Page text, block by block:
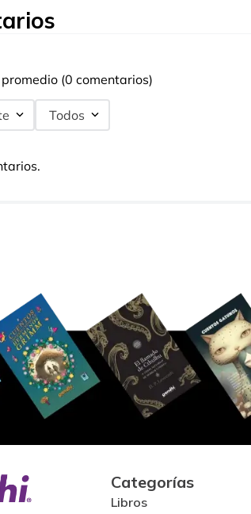
(0 comentarios)
Todos
Categorías
Libros